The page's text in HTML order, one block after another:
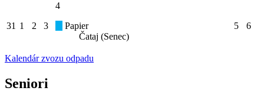
31 1 2 3
4
Papier
Čataj (Senec)
5 6
Kalendár zvozu odpadu
Seniori